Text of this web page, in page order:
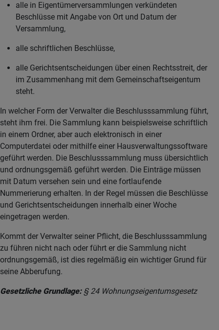
alle in Eigentümerversammlungen verkündeten
Beschlüsse mit Angabe von Ort und Datum der
Versammlung,
alle schriftlichen Beschlüsse,
alle Gerichtsentscheidungen über einen Rechtsstreit, der
im Zusammenhang mit dem Gemeinschaftseigentum
steht.
In welcher Form der Verwalter die Beschlusssammlung führt,
steht ihm frei. Die Sammlung kann beispielsweise schriftlich
in einem Ordner, aber auch elektronisch in einer
Computerdatei oder mithilfe einer Hausverwaltungssoftware
geführt werden. Die Beschlusssammlung muss übersichtlich
und ordnungsgemäß geführt werden. Die Einträge müssen
mit Datum versehen sein und eine fortlaufende
Nummerierung erhalten. In der Regel müssen die Beschlüsse
und Gerichtsentscheidungen innerhalb einer Woche
eingetragen werden.
Kommt der Verwalter seiner Pflicht, die Beschlusssammlung
zu führen nicht nach oder führt er die Sammlung nicht
ordnungsgemäß, ist dies regelmäßig ein wichtiger Grund für
seine Abberufung.
Gesetzliche Grundlage:§ 24 Wohnungseigentumsgesetz